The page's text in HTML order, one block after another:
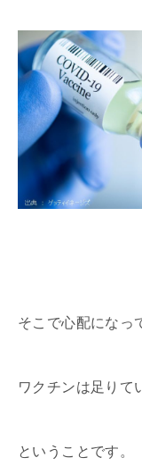
そこで心配になっ
ワクチンは足りて
ということです。